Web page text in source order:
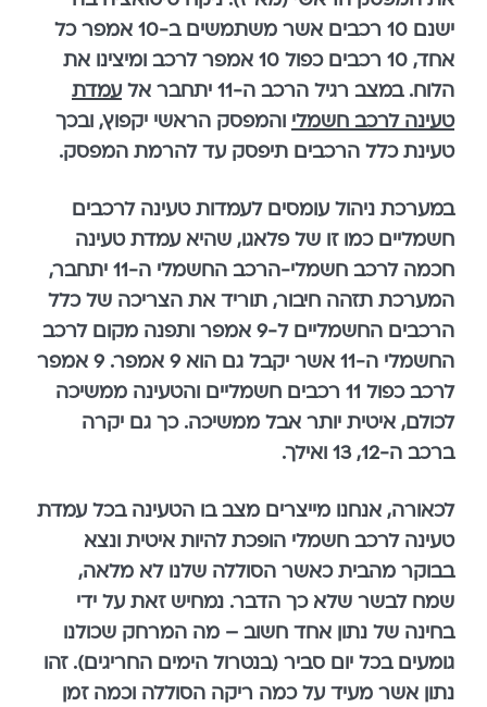
ישנם 10 רכבים אשר משתמשים ב-10 אמפר כל
אחד, 10 רכבים כפול 10 אמפר לרכב ומיצינו את
הלוח. במצב רגיל הרכב ה-11 יתחבר אל
עמדת
טעינה לרכב חשמלי והמפסק הראשי יקפוץ, ובכך
טעינת כלל הרכבים תיפסק עד להרמת המפסק.
במערכת ניהול עומסים לעמדות טעינה לרכבים
חשמליים כמו זו של פלאגו, שהיא עמדת טעינה
חכמה לרכב חשמלי
-הרכב החשמלי ה-11 יתחבר,
המערכת תזהה חיבור, תוריד את הצריכה של כלל
הרכבים החשמליים ל-9 אמפר ותפנה מקום לרכב
החשמלי ה-11 אשר יקבל גם הוא 9 אמפר. 9 אמפר
לרכב כפול 11 רכבים חשמליים והטעינה ממשיכה
לכולם, איטית יותר אבל ממשיכה. כך גם יקרה
ברכב ה-12, 13 ואילך.
לכאורה, אנחנו מייצרים מצב בו הטעינה בכל עמדת
טעינה לרכב חשמלי הופכת להיות איטית ונצא
בבוקר מהבית כאשר הסוללה שלנו לא מלאה,
שמח לבשר שלא כך הדבר. נמחיש זאת על ידי
בחינה של נתון אחד חשוב – מה המרחק שכולנו
גומעים בכל יום סביר (בנטרול הימים החריגים). זהו
נתון אשר מעיד על כמה ריקה הסוללה וכמה זמן